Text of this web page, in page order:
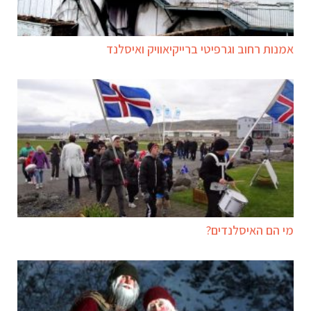
אמנות רחוב וגרפיטי ברייקיאוויק ואיסלנד
מי הם האיסלנדים?